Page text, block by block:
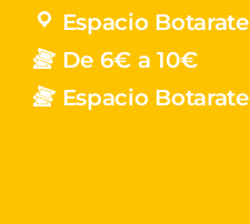
Espacio Botarate
De 6€ a 10€
Espacio Botarate